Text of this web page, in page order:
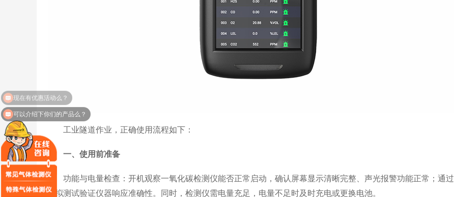
工业隧道作业，正确使用流程如下：
一、使用前准备
功能与电量检查：开机观察一氧化碳检测仪能否正常启动，确认屏幕显示清晰完整、声光报警功能正常；通过
模拟测试验证仪器响应准确性。同时，检测仪需电量充足，电量不足时及时充电或更换电池。
可以介绍下你们的产品么？